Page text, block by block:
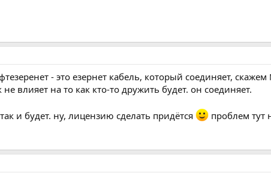
- это езернет кабель, который соединяет,
влияет на то как кто-то дружить будет. он соединяет.
и будет. ну, лицензию сделать придётся проблем тут